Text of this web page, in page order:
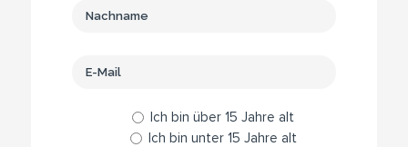
Ich bin über 15 Jahre alt
Ich bin unter 15 Jahre alt